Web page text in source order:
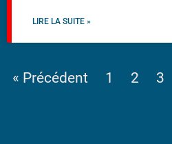
LIRE LA SUITE »
« Précédent 1 2 3